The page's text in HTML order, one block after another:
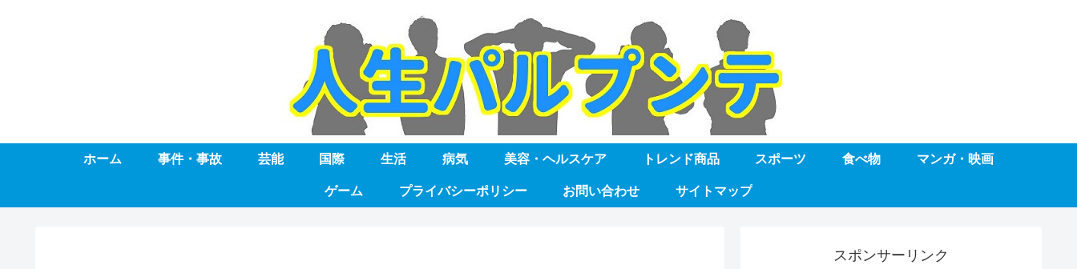
ホーム 事件・事故 芸能 国際 生活 病気 美容・ヘルスケア トレンド商品 スポーツ 食べ物 マンガ・映画
ゲーム プライバシーポリシー お問い合わせ サイトマップ
スポンサーリンク